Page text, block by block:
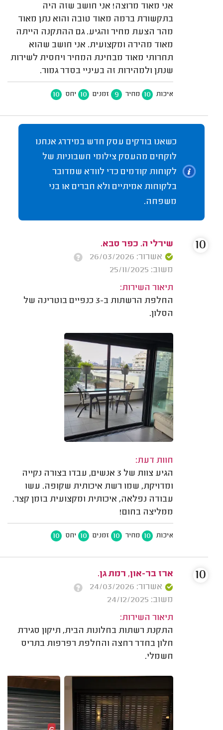
אני מאוד מרוצה! אני חושב שזה היה
בתקשורת ברמה מאוד טובה והוא נתן מאוד
מהר הצעת מחיר והגיע. גם ההתקנה הייתה
מאוד מהירה ומקצועית. אני חושב שהוא
תחרותי מאוד מבחינת המחיר ויחסית לשירות
שנתן ולמהירות זה בעיניי בסדר גמור.
איכות 10 מחיר 9 זמנים 10 יחס 10
כשאנו בודקים עסק חדש במידרג אנחנו
לוקחים מהעסק צילומי חשבוניות של
לקוחות קודמים כדי לוודא שמדובר
בלקוחות אמיתיים ולא חברים או בני
משפחה.
שירלי ה. כפר סבא.
אשרור: 26/03/2026
משוב: 25/11/2025
תיאור השירות:
החלפת הרשתות ב-3 כנפיים בוטרינה של
הסלון.
חוות דעת:
הגיע צוות של 3 אנשים, עבדו בצורה נקייה
ומדויקת, שמו רשת איכותית שקופה. עשו
עבודה נפלאה, איכותית ומקצועית בזמן קצר.
ממליצה בחום!
איכות 10 מחיר 10 זמנים 10 יחס 10
10
ארז בר-און, רמת גן.
אשרור: 24/03/2026
משוב: 24/12/2025
תיאור השירות:
התקנת רשתות בחלונות הבית, תיקון סגירת
חלון בחדר רחצה והחלפת רפרפות בתריס
חשמלי.
10